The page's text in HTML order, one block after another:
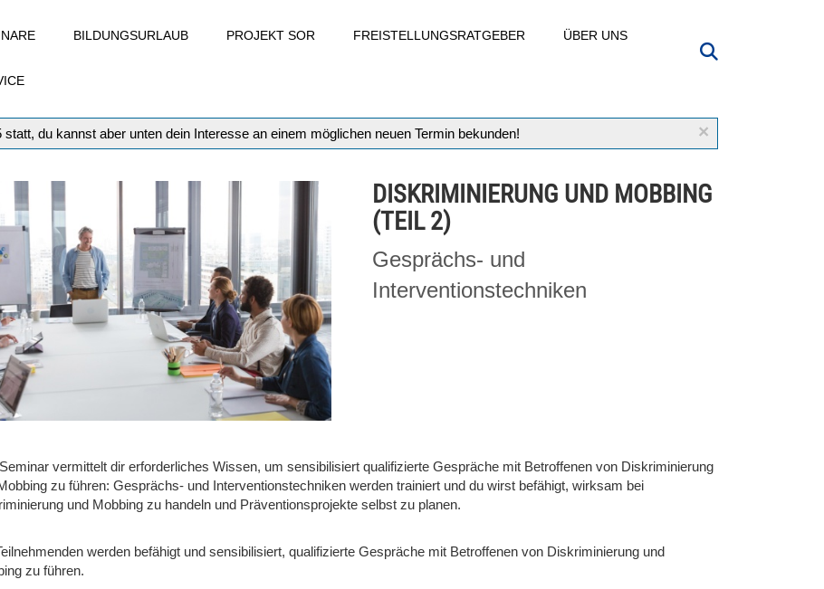
BILDUNGSURLAUB PROJEKT SOR FREISTELLUNGSRATGEBER ÜBER UNS
×
du kannst aber unten dein Interesse an einem möglichen neuen Termin bekunden!
DISKRIMINIERUNG UND MOBBING
(TEIL 2)
Gesprächs- und
Interventionstechniken
vermittelt dir erforderliches Wissen, um sensibilisiert qualifizierte Gespräche mit Betroffenen von Diskriminierung
zu führen: Gesprächs- und Interventionstechniken werden trainiert und du wirst befähigt, wirksam bei
und Mobbing zu handeln und Präventionsprojekte selbst zu planen.
werden befähigt und sensibilisiert, qualifizierte Gespräche mit Betroffenen von Diskriminierung und
zu führen.